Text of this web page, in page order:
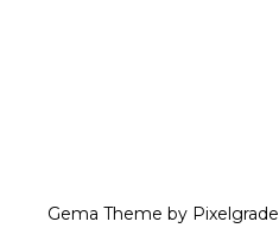
Gema Theme by Pixelgrade